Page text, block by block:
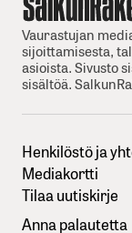
Vaurastujan
sijoittamisesta,
asioista. Sivusto
sisältöä.
Henkilöstö ja
Mediakortti
Tilaa uutiskirje
Anna palautetta